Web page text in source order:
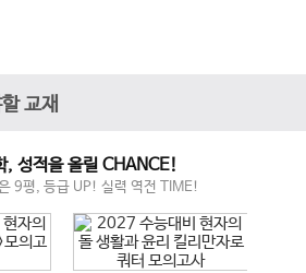
교재
, 성적을 올릴 CHANCE!
9평, 등급 UP! 실력 역전 TIME!